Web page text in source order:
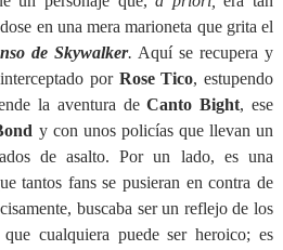
en una mera marioneta que grita el
de Skywalker. Aquí se recupera y
por Rose Tico, estupendo
la aventura deCanto Bight, ese
y con unos policías que llevan un
de asalto. Por un lado, es una
tantos fans se pusieran en contra de
buscaba ser un reflejo de los
cualquiera puede ser heroico; es